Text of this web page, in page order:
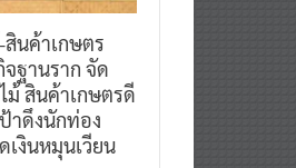
นค้าเกษตร
ฐานราก จัด
สินค้าเกษตรดี
าดึงนักท่อง
งินหมุนเวียน